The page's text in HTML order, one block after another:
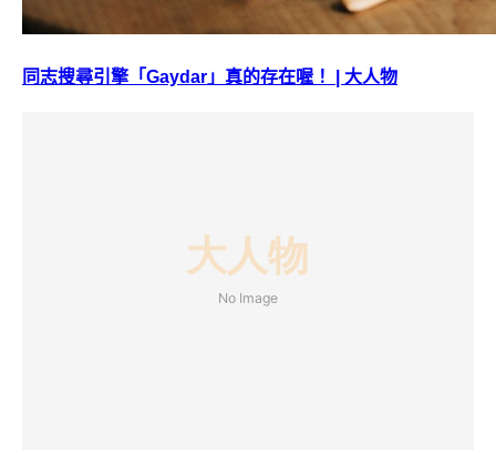
同志搜尋引擎「Gaydar」真的存在喔！ | 大人物